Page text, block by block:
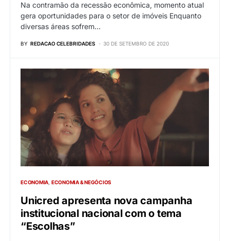
Na contramão da recessão econômica, momento atual
gera oportunidades para o setor de imóveis Enquanto
diversas áreas sofrem…
BY REDACAO CELEBRIDADES 30 DE SETEMBRO DE 2020
ECONOMIA ECONOMIA & NEGÓCIOS
Unicred apresenta nova campanha
institucional nacional com o tema
“Escolhas”